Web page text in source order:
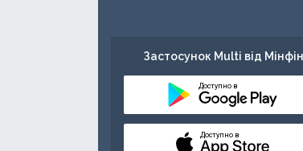
Застосунок Multi від Мінфін
Доступно в
Доступно в